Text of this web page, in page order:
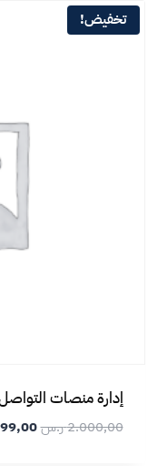
تخفيض!
إدارة منصات
2.000,00ر.س